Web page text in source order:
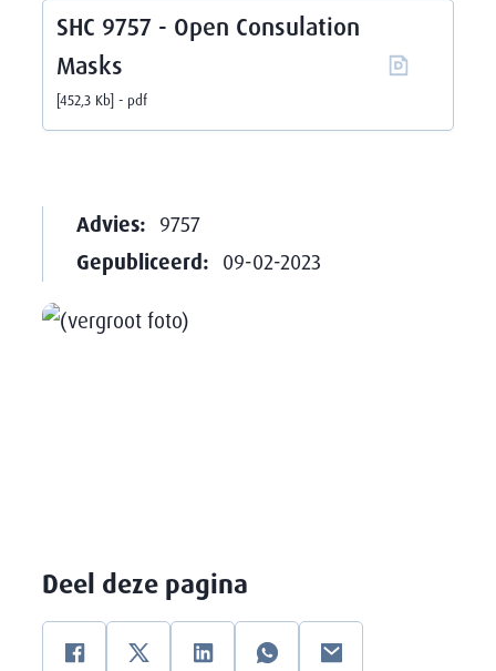
SHC 9757 - Open Consulation
Masks
452,3 Kb pdf
Advies: 9757
Gepubliceerd: 09-02-2023
Deel deze pagina